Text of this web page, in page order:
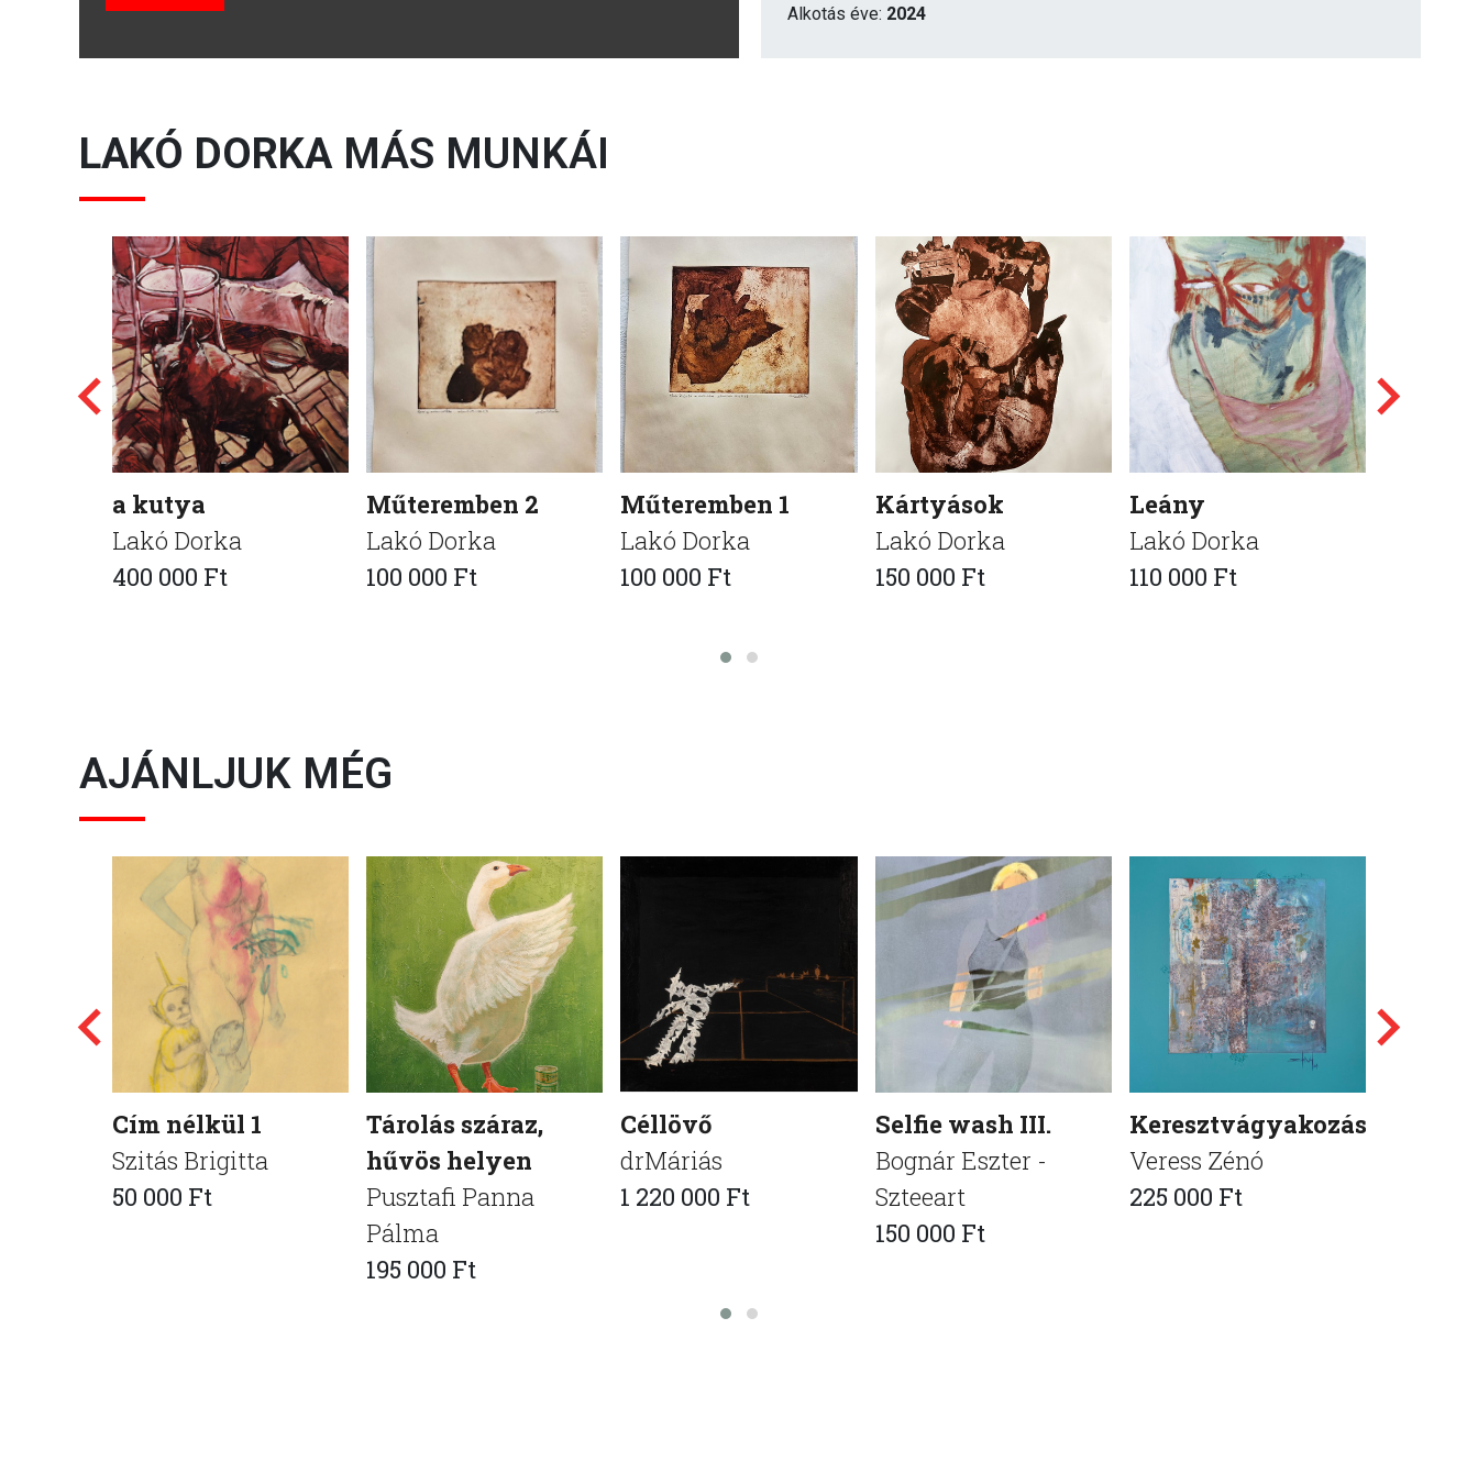
Alkotás éve: 2024
LAKÓ DORKA MÁS MUNKÁI
a kutya
Lakó Dorka
400 000 Ft
Műteremben 2
Lakó Dorka
100 000 Ft
Műteremben 1
Lakó Dorka
100 000 Ft
Kártyások
Lakó Dorka
150 000 Ft
Leány
Lakó Dorka
110 000 Ft
AJÁNLJUK MÉG
Cím nélkül 1
Szitás Brigitta
50 000 Ft
Tárolás száraz,
hűvös helyen
Pusztafi Panna
Pálma
195 000 Ft
Céllövő
drMáriás
1 220 000 Ft
Selfie wash III.
Bognár Eszter -
Szteeart
150 000 Ft
Keresztvágyakozások15
Veress Zénó
225 000 Ft